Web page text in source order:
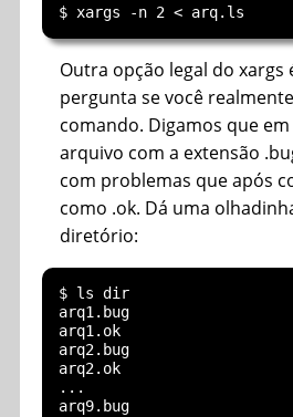
Outra opção legal do xargs
pergunta se você
comando. Digamos que
arquivo com a extensão
com problemas que após
como .ok. Dá uma
diretório:
$ ls dir
arq1.bug
arq1.ok
arq2.bug
arq2.ok
...
arq9.bug